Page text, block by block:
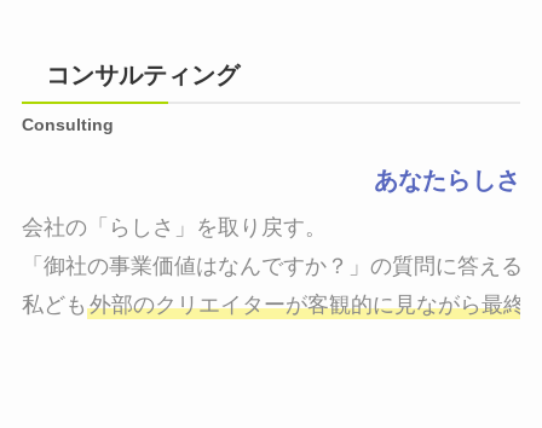
コンサルティング
Consulting
あなたらしさ
会社の「らしさ」を取り戻す。
「御社の事業価値はなんですか？」の質問に答える
私ども 外部のクリエイターが客観的に見ながら最終